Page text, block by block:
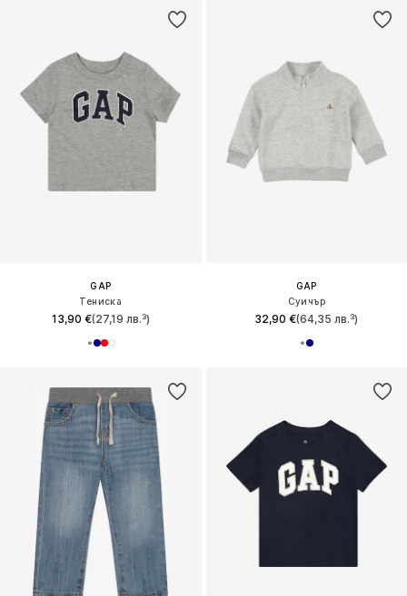
GAP
Тениска
13,90 €(27,19 лв.³)
GAP
Суичър
32,90 €(64,35 лв.³)